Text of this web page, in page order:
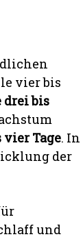
vier bis
drei bis
Tage. In
der
und